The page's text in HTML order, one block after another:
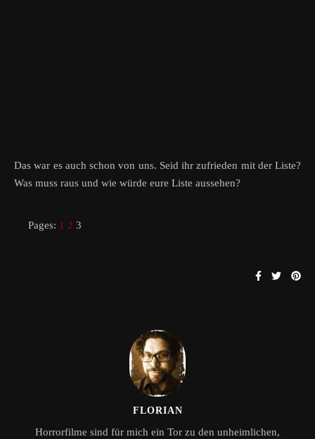
Das war es auch schon von uns. Seid ihr zufrieden mit der Liste?
Was muss raus und wie würde eure Liste aussehen?
Pages: 1 2 3
FLORIAN
Horrorfilme sind für mich ein Tor zu den unheimlichen,